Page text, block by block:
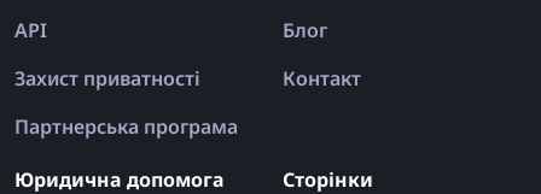
API
Захист приватності
Партнерська програма
Блог
Контакт
Юридична допомога
Сторінки